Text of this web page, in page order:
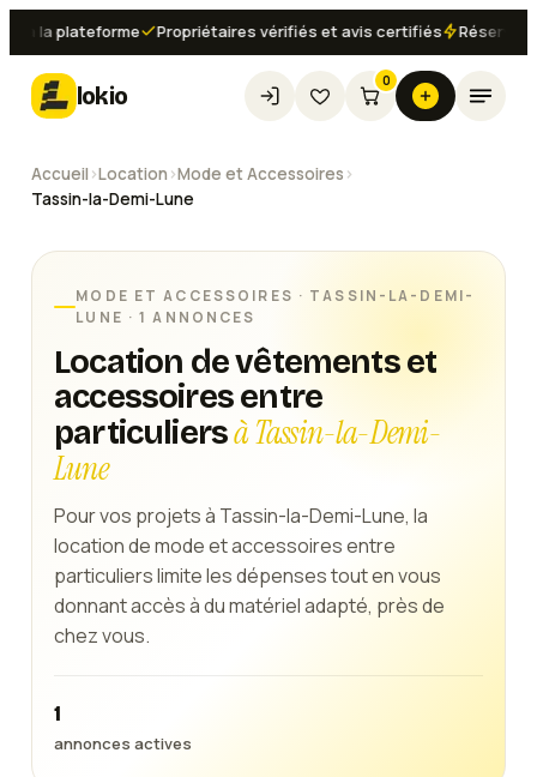
la plateforme Propriétaires vérifiés et avis certifiés Réservation
lokio
0
Accueil ›Location ›Mode et Accessoires ›
Tassin-la-Demi-Lune
MODE ET ACCESSOIRES · TASSIN-LA-DEMI-
LUNE · 1 ANNONCES
Location de vêtements et
accessoires entre
particuliersà Tassin-la-Demi-
Lune
Pour vos projets à Tassin-la-Demi-Lune, la
location de mode et accessoires entre
particuliers limite les dépenses tout en vous
donnant accès à du matériel adapté, près de
chez vous.
1
annonces actives